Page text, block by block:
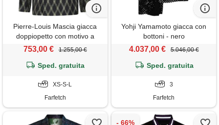
Pierre-Louis Mascia giacca
doppiopetto con motivo a
rombi - nero
753,00 € 1.255,00 €
Sped. gratuita
XS-S-L
Farfetch
Yohji Yamamoto giacca con
bottoni - nero
4.037,00 € 5.046,00 €
Sped. gratuita
3
Farfetch